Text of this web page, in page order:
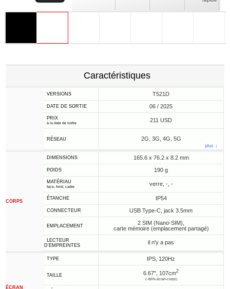
Caractéristiques
VERSIONS T521D
DATE DE SORTIE 06 / 2025
PRIX
à la date de sortie 211 USD
RÉSEAU 2G, 3G, 4G, 5G
plus ↓
CORPS
DIMENSIONS 165.6 x 76.2 x 8.2 mm
POIDS 190 g
MATÉRIAU
face, fond, cadre verre, -, -
ÉTANCHE IP54
CONNECTEUR USB Type-C, jack 3.5mm
EMPLACEMENT
2 SIM (Nano-SIM),
carte mémoire (emplacement partagé)
LECTEUR
D'EMPREINTES
il n'y a pas
ÉCRAN
TYPE IPS, 120Hz
TAILLE 6.67", 107cm2
(~85% écran-corps)